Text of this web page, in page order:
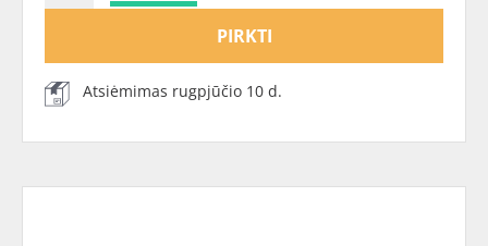
PIRKTI
Atsiėmimas rugpjūčio 10 d.